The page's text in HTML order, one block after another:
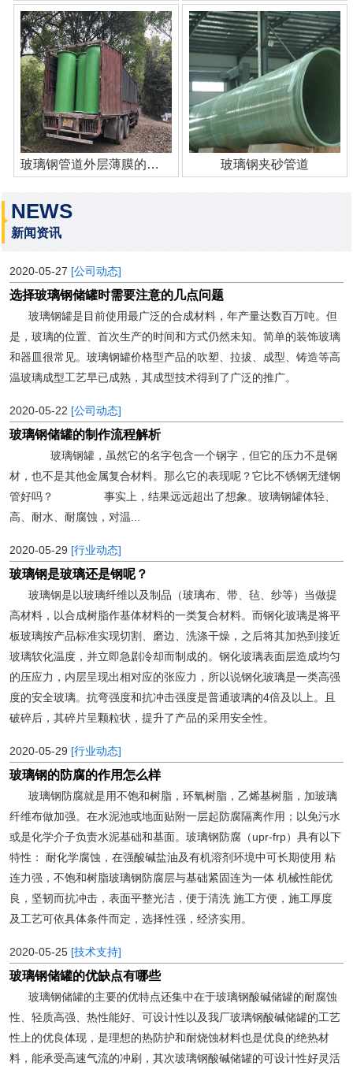
玻璃钢管道外层薄膜的作用 玻璃钢夹砂管道
NEWS
新闻资讯
2020-05-27 [公司动态]
选择玻璃钢储罐时需要注意的几点问题
玻璃钢罐是目前使用最广泛的合成材料，年产量达数百万吨。但
是，玻璃的位置、首次生产的时间和方式仍然未知。简单的装饰玻璃
和器皿很常见。玻璃钢罐价格型产品的吹塑、拉拔、成型、铸造等高
温玻璃成型工艺早已成熟，其成型技术得到了广泛的推广。
2020-05-22 [公司动态]
玻璃钢储罐的制作流程解析
玻璃钢罐，虽然它的名字包含一个钢字，但它的压力不是钢
材，也不是其他金属复合材料。那么它的表现呢？它比不锈钢无缝钢
管好吗？ 事实上，结果远远超出了想象。玻璃钢罐体轻、
高、耐水、耐腐蚀，对温...
2020-05-29 [行业动态]
玻璃钢是玻璃还是钢呢？
玻璃钢是以玻璃纤维以及制品（玻璃布、带、毡、纱等）当做提
高材料，以合成树脂作基体材料的一类复合材料。而钢化玻璃是将平
板玻璃按产品标准实现切割、磨边、洗涤干燥，之后将其加热到接近
玻璃软化温度，并立即急剧冷却而制成的。钢化玻璃表面层造成均匀
的压应力，内层呈现出相对应的张应力，所以说钢化玻璃是一类高强
度的安全玻璃。抗弯强度和抗冲击强度是普通玻璃的4倍及以上。且
破碎后，其碎片呈颗粒状，提升了产品的采用安全性。
2020-05-29 [行业动态]
玻璃钢的防腐的作用怎么样
玻璃钢防腐就是用不饱和树脂，环氧树脂，乙烯基树脂，加玻璃
纤维布做加强。在水泥池或地面贴附一层起防腐隔离作用；以免污水
或是化学介子负责水泥基础和基面。玻璃钢防腐（upr-frp）具有以下
特性： 耐化学腐蚀，在强酸碱盐油及有机溶剂环境中可长期使用 粘
连力强，不饱和树脂玻璃钢防腐层与基础紧固连为一体 机械性能优
良，坚韧而抗冲击，表面平整光洁，便于清洗 施工方便，施工厚度
及工艺可依具体条件而定，选择性强，经济实用。
2020-05-25 [技术支持]
玻璃钢储罐的优缺点有哪些
玻璃钢储罐的主要的优特点还集中在于玻璃钢酸碱储罐的耐腐蚀
性、轻质高强、热性能好、可设计性以及我厂玻璃钢酸碱储罐的工艺
性上的优良体现，是理想的热防护和耐烧蚀材料也是优良的绝热材
料，能承受高速气流的冲刷，其次玻璃钢酸碱储罐的可设计性好灵活